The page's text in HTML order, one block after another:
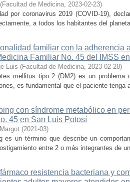
(Facultad de Medicina, 2023-02-23)
por coronavirus 2019 (COVID-19),
a todos los habitantes del
familiar con la adherencia
Familiar No. 45 del IMSS
Luis (Facultad de Medicina, 2023-02-28)
mellitus tipo 2 (DM2) es un
es fundamental que el paciente tenga
con síndrome metabólico en
45 en San Luis Potosí
(2021-03)
es un término que describe un
entre 2 o más integrantes de
resistencia bacteriana y